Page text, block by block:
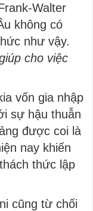
Walter
không có
như vậy.
cho việc
vốn gia nhập
sự hậu thuẫn
được coi là
nay khiến
thức lập
cũng từ chối